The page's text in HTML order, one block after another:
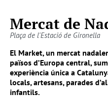
Mercat de
Plaça de l'Estació de Gironella
El Market, un mercat
països d’Europa central,
experiència única a
locals, artesans, parades
infantils.